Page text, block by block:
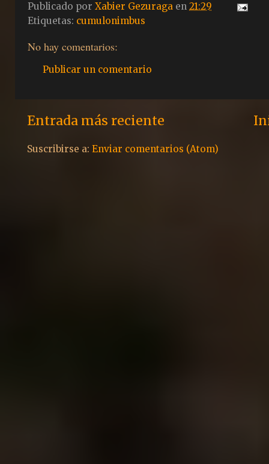
Publicado por Xabier Gezuraga en 21:29
Etiquetas: cumulonimbus
No hay comentarios:
Publicar un comentario
Entrada más reciente
Suscribirse a: Enviar comentarios (Atom)